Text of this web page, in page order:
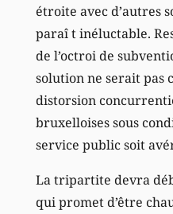
étroite avec d’autres
paraî t inéluctable.
de l’octroi de
solution ne serait pas
distorsion
bruxelloises sous
service public soit
La tripartite devra
qui promet d’être